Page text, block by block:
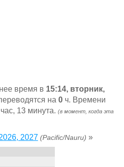
время в 15:14, вторник,
на 0ч. Времени
13 минута. (в момент, когда эта
2027 (Pacific/Nauru) »